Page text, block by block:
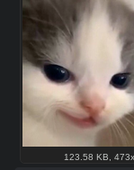
123.58 KB,